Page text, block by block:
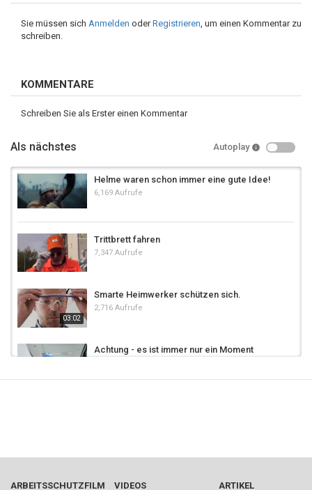
Sie müssen sich Anmelden oderRegistrieren, um einen Kommentar zu
schreiben.
KOMMENTARE
Schreiben Sie als Erster einen Kommentar
Als nächstes Autoplay
Helme waren schon immer eine gute Idee!
6,169 Aufrufe
Trittbrett fahren
7,347 Aufrufe
03:02
Smarte Heimwerker schützen sich.
2,716 Aufrufe
Achtung - es ist immer nur ein Moment
Die PSA - echte Profis schützen sich
ARBEITSSCHUTZFILM VIDEOS ARTIKEL